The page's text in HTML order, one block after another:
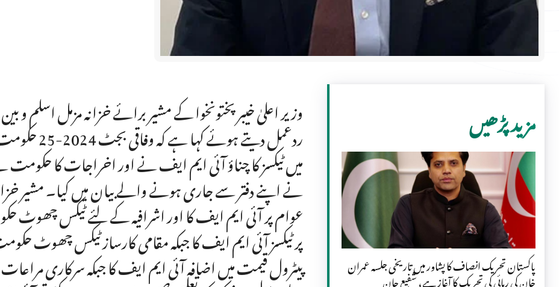
ردعمل
میں ٹیکسز کا چناؤ آئی ایم ایف نے اور اخراجات کا
نے اپنے دفتر سے جاری ہونے والے بیان میں کیا۔ مشیر
عوام پر آئی ایم ایف کا اور اشرافیہ کے لئے ٹیکس
پر ٹیکسز آئی ایم ایف کا جبکہ مقامی کارساز ٹیکس
پیٹرول قیمت میں اضافہ آئی ایم ایف کا جبکہ سرکاری
مزید پڑھیں
پاکستان تحریک انصاف کا پشاور میں تاریخی جلسہ عمران
خان کی رہائی کی تحریک کا آغاز ہے، شفیع جان